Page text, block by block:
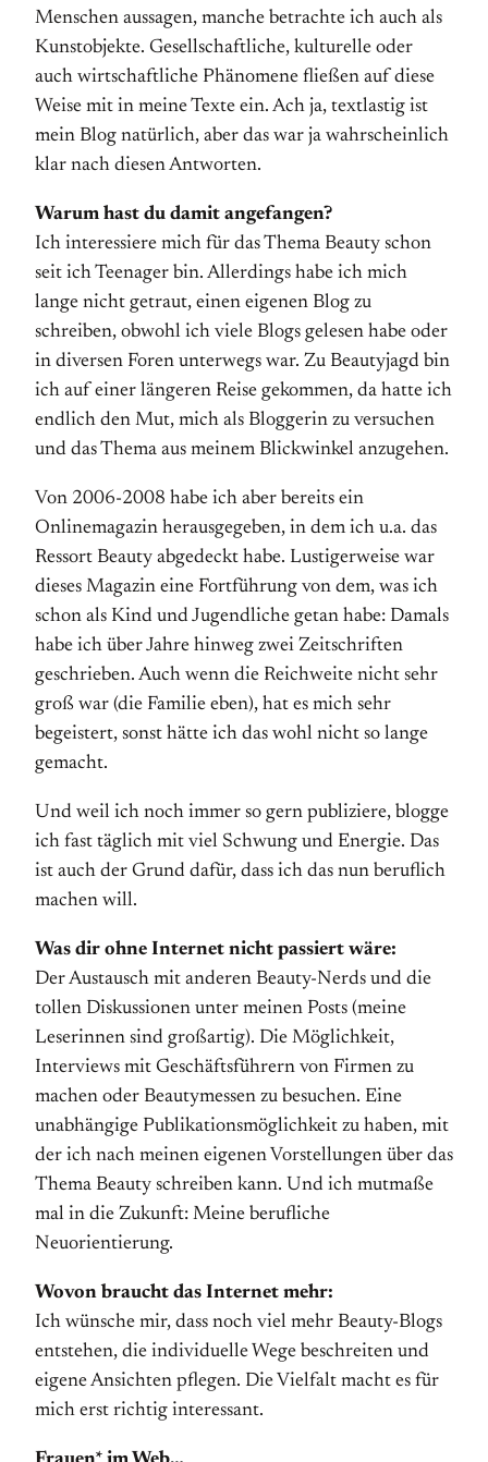
Menschen aussagen, manche betrachte ich auch als
Kunstobjekte. Gesellschaftliche, kulturelle oder
auch wirtschaftliche Phänomene fließen auf diese
Weise mit in meine Texte ein. Ach ja, textlastig ist
mein Blog natürlich, aber das war ja wahrscheinlich
klar nach diesen Antworten.
Warum hast du damit angefangen?
Ich interessiere mich für das Thema Beauty schon
seit ich Teenager bin. Allerdings habe ich mich
lange nicht getraut, einen eigenen Blog zu
schreiben, obwohl ich viele Blogs gelesen habe oder
in diversen Foren unterwegs war. Zu Beautyjagd bin
ich auf einer längeren Reise gekommen, da hatte ich
endlich den Mut, mich als Bloggerin zu versuchen
und das Thema aus meinem Blickwinkel anzugehen.
Von 2006-2008 habe ich aber bereits ein
Onlinemagazin herausgegeben, in dem ich u.a. das
Ressort Beauty abgedeckt habe. Lustigerweise war
dieses Magazin eine Fortführung von dem, was ich
schon als Kind und Jugendliche getan habe: Damals
habe ich über Jahre hinweg zwei Zeitschriften
geschrieben. Auch wenn die Reichweite nicht sehr
groß war (die Familie eben), hat es mich sehr
begeistert, sonst hätte ich das wohl nicht so lange
gemacht.
Und weil ich noch immer so gern publiziere, blogge
ich fast täglich mit viel Schwung und Energie. Das
ist auch der Grund dafür, dass ich das nun beruflich
machen will.
Was dir ohne Internet nicht passiert wäre:
Der Austausch mit anderen Beauty-Nerds und die
tollen Diskussionen unter meinen Posts (meine
Leserinnen sind großartig). Die Möglichkeit,
Interviews mit Geschäftsführern von Firmen zu
machen oder Beautymessen zu besuchen. Eine
unabhängige Publikationsmöglichkeit zu haben, mit
der ich nach meinen eigenen Vorstellungen über das
Thema Beauty schreiben kann. Und ich mutmaße
mal in die Zukunft: Meine berufliche
Neuorientierung.
Wovon braucht das Internet mehr:
Ich wünsche mir, dass noch viel mehr Beauty-Blogs
entstehen, die individuelle Wege beschreiten und
eigene Ansichten pflegen. Die Vielfalt macht es für
mich erst richtig interessant.